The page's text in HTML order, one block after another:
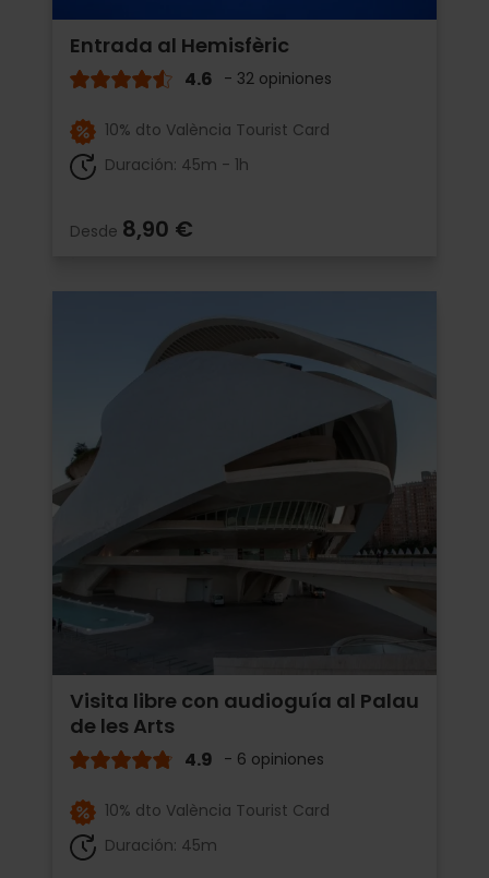
Entrada al Hemisfèric
4.6 - 32 opiniones
10% dto València Tourist Card
Duración: 45m - 1h
Desde 8,90 €
Visita libre con audioguía al Palau
de les Arts
4.9 - 6 opiniones
10% dto València Tourist Card
Duración: 45m